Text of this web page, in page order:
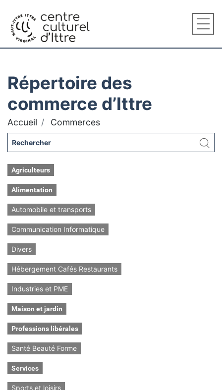
Répertoire des
commerce d’Ittre
Accueil Commerces
Agriculteurs
Alimentation
Automobile et transports
Communication Informatique
Divers
Hébergement Cafés Restaurants
Industries et PME
Maison et jardin
Professions libérales
Santé Beauté Forme
Services
Sports et loisirs